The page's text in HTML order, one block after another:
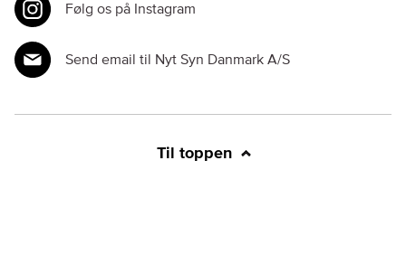
Følg os på Instagram
Send email til Nyt Syn Danmark A/S
Til toppen